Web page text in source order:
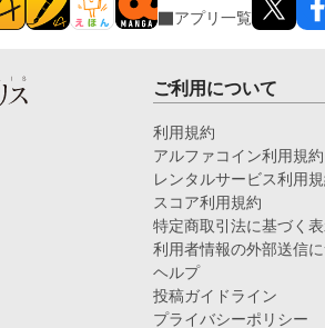
アプリ一覧
ご利用について
利用規約
アルファコイン利用規約
レンタルサービス利用
スコア利用規約
特定商取引法に基づく
利用者情報の外部送信
ヘルプ
投稿ガイドライン
プライバシーポリシー